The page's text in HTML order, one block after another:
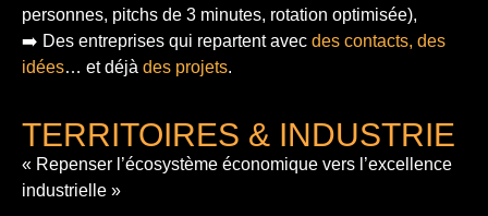
personnes, pitchs de 3 minutes, rotation optimisée),
➡️ Des entreprises qui repartent avec des contacts, des
idées… et déjà des projets.
TERRITOIRES & INDUSTRIE
« Repenser l’écosystème économique vers l’excellence
industrielle »